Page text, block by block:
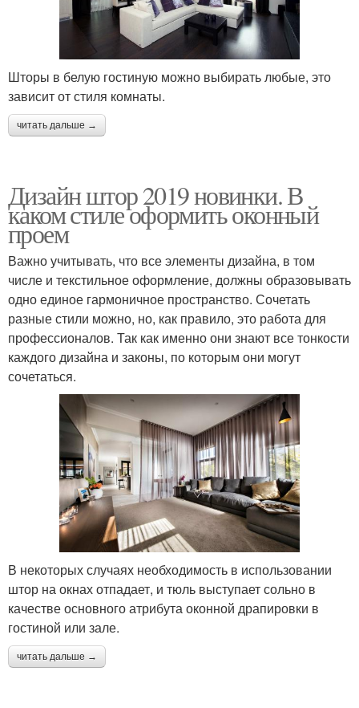
Шторы в белую гостиную можно выбирать любые, это
зависит от стиля комнаты.
читать дальше →
Дизайн штор 2019 новинки. В
каком стиле оформить оконный
проем
Важно учитывать, что все элементы дизайна, в том
числе и текстильное оформление, должны образовывать
одно единое гармоничное пространство. Сочетать
разные стили можно, но, как правило, это работа для
профессионалов. Так как именно они знают все тонкости
каждого дизайна и законы, по которым они могут
сочетаться.
В некоторых случаях необходимость в использовании
штор на окнах отпадает, и тюль выступает сольно в
качестве основного атрибута оконной драпировки в
гостиной или зале.
читать дальше →